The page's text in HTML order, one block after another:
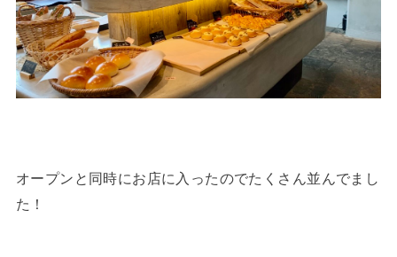
オープンと同時にお店に入ったのでたくさん並んでまし
た！